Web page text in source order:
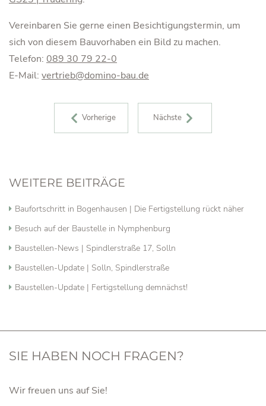
Vereinbaren Sie gerne einen Besichtigungstermin, um
sich von diesem Bauvorhaben ein Bild zu machen.
Telefon: 089 30 79 22-0
E-Mail: vertrieb@domino-bau.de
BEITRAGS-NAVIGATION
Vorherige Nächste
WEITERE BEITRÄGE
Baufortschritt in Bogenhausen | Die Fertigstellung rückt näher
Besuch auf der Baustelle in Nymphenburg
Baustellen-News | Spindlerstraße 17, Solln
Baustellen-Update | Solln, Spindlerstraße
Baustellen-Update | Fertigstellung demnächst!
SIE HABEN NOCH FRAGEN?
Wir freuen uns auf Sie!